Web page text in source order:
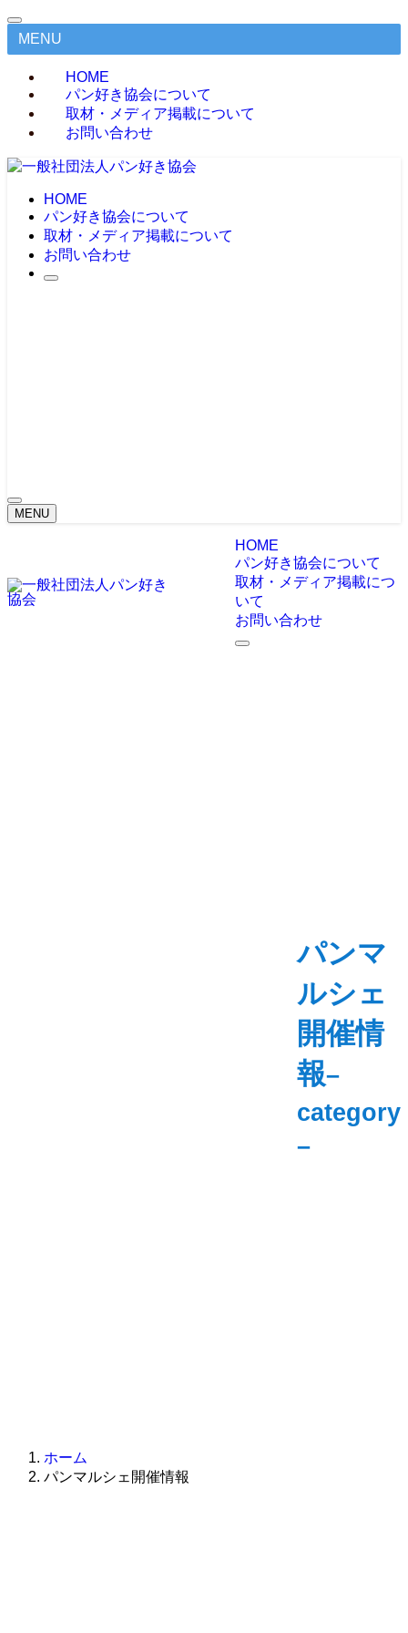
MENU
HOME
パン好き協会について
取材・メディア掲載について
お問い合わせ
HOME
パン好き協会について
取材・メディア掲載について
お問い合わせ
MENU
HOME
パン好き協会について
取材・メディア掲載につ
いて
お問い合わせ
パンマ
ルシェ
開催情
報–
category
–
ホーム
パンマルシェ開催情報